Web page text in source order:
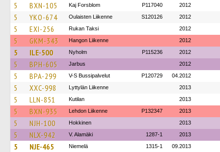
5 BXN-105 Kaj Forsblom P117040 2012
5 YKO-674 Oulaisten Liikenne S120126 2012
5 EXI-256 Rukan Taksi 2012
5 GKM-343 Hangon Liikenne 2012
5 ILE-500 Nyholm P115236 2012
5 BPH-605 Jarbus 2012
5 BPA-299 V-S Bussipalvelut P120729 04.2012
5 XXC-998 Lyttylän Liikenne 2013
5 LLN-851 Kutilan 2013
5 BXN-935 Lehdon Liikenne P132347 2013
5 NJH-100 Hokkinen 2013
5 NLX-942 V. Alamäki 1287-1 2013
5 NJE-465 Niemelä 1315-1 09.2013